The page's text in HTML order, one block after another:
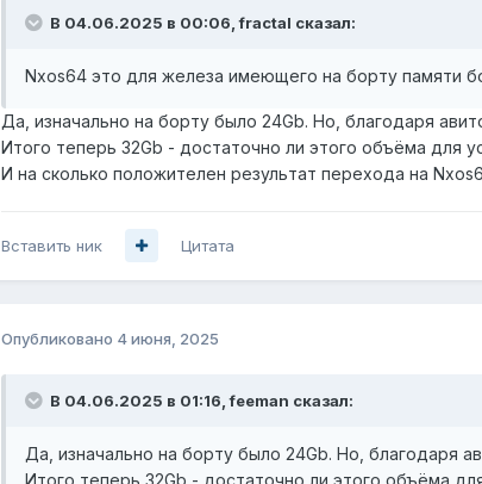
В 04.06.2025 в 00:06,fractal сказал:
Nxos64 это для железа имеющего на борту памяти
Да, изначально на борту было 24Gb. Но, благодаря
Итого теперь 32Gb - достаточно ли этого объёма для
И на сколько положителен результат перехода на
Вставить ник Цитата
Опубликовано 4 июня, 2025
В 04.06.2025 в 01:16,feeman сказал:
Да, изначально на борту было 24Gb. Но, благодаря
Итого теперь 32Gb - достаточно ли этого объёма